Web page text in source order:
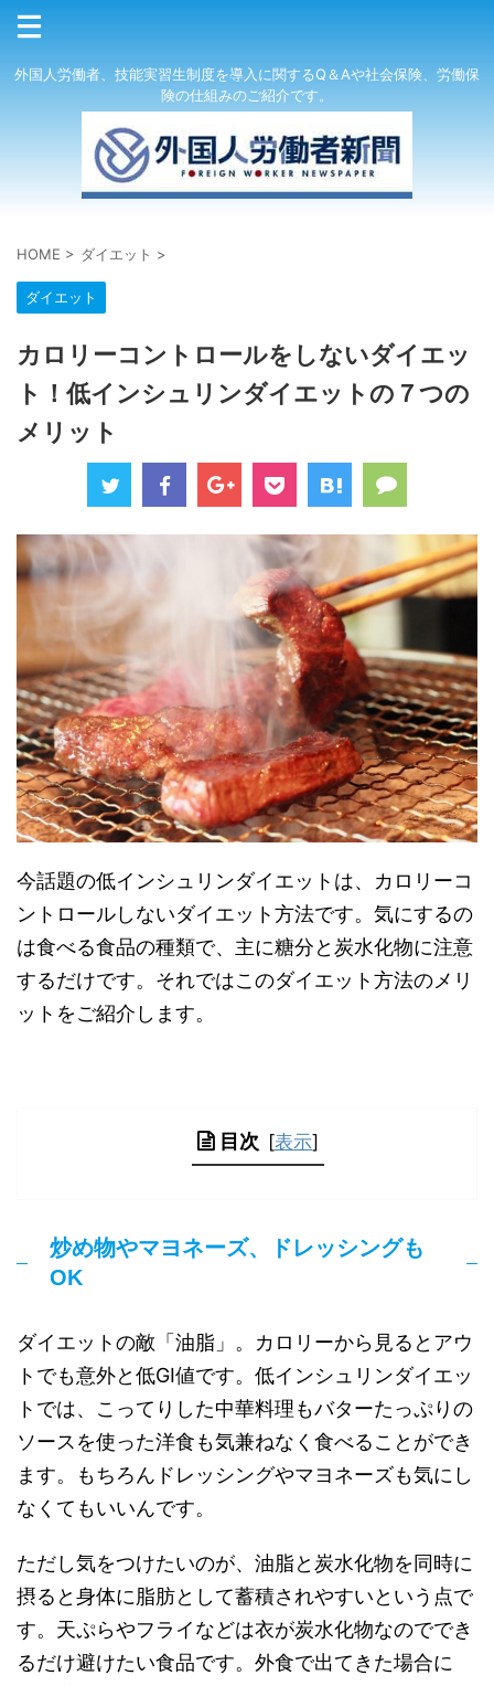
外国人労働者、技能実習生制度を導入に関するQ＆Aや社会保険、労働保
険の仕組みのご紹介です。
HOME > ダイエット >
ダイエット
カロリーコントロールをしないダイエッ
ト！低インシュリンダイエットの７つの
メリット
今話題の低インシュリンダイエットは、カロリーコ
ントロールしないダイエット方法です。気にするの
は食べる食品の種類で、主に糖分と炭水化物に注意
するだけです。それではこのダイエット方法のメリ
ットをご紹介します。
目次 [表示]
炒め物やマヨネーズ、ドレッシングも
OK
ダイエットの敵「油脂」。カロリーから見るとアウ
トでも意外と低GI値です。低インシュリンダイエッ
トでは、こってりした中華料理もバターたっぷりの
ソースを使った洋食も気兼ねなく食べることができ
ます。もちろんドレッシングやマヨネーズも気にし
なくてもいいんです。
ただし気をつけたいのが、油脂と炭水化物を同時に
摂ると身体に脂肪として蓄積されやすいという点で
す。天ぷらやフライなどは衣が炭水化物なのででき
るだけ避けたい食品です。外食で出てきた場合に